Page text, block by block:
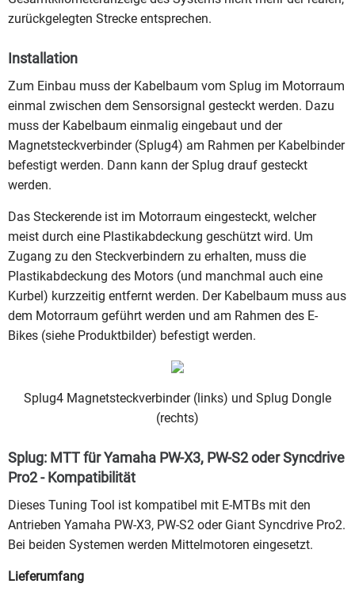
zurückgelegten Strecke entsprechen.
Installation
Zum Einbau muss der Kabelbaum vom Splug im Motorraum
einmal zwischen dem Sensorsignal gesteckt werden. Dazu
muss der Kabelbaum einmalig eingebaut und der
Magnetsteckverbinder (Splug4) am Rahmen per Kabelbinder
befestigt werden. Dann kann der Splug drauf gesteckt
werden.
Das Steckerende ist im Motorraum eingesteckt, welcher
meist durch eine Plastikabdeckung geschützt wird. Um
Zugang zu den Steckverbindern zu erhalten, muss die
Plastikabdeckung des Motors (und manchmal auch eine
Kurbel) kurzzeitig entfernt werden. Der Kabelbaum muss aus
dem Motorraum geführt werden und am Rahmen des E-
Bikes (siehe Produktbilder) befestigt werden.
Splug4 Magnetsteckverbinder (links) und Splug Dongle
(rechts)
Splug: MTT für Yamaha PW-X3, PW-S2 oder Syncdrive
Pro2 - Kompatibilität
Dieses Tuning Tool ist kompatibel mit E-MTBs mit den
Antrieben Yamaha PW-X3, PW-S2 oder Giant Syncdrive Pro2.
Bei beiden Systemen werden Mittelmotoren eingesetzt.
Lieferumfang